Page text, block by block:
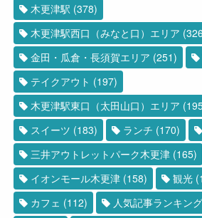
木更津駅 (378)
木更津駅西口（みなと口）エリア
金田・瓜倉・長須賀エリア (251)
テイクアウト (197)
木更津駅東口（太田山口）エリア
スイーツ (183) ランチ (170)
三井アウトレットパーク木更津 (165)
イオンモール木更津 (158) 観光
カフェ (112) 人気記事ランキング